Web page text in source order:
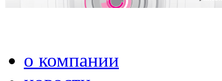
о компании